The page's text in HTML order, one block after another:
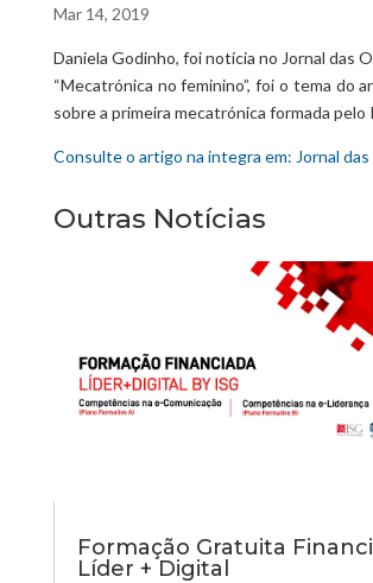
Mar 14, 2019
Daniela Godinho, foi notícia no Jornal das
“Mecatrónica no feminino”, foi o tema do
sobre a primeira mecatrónica formada pelo
Consulte o artigo na integra em: Jornal
Outras Notícias
Formação Gratuita
Líder + Digital